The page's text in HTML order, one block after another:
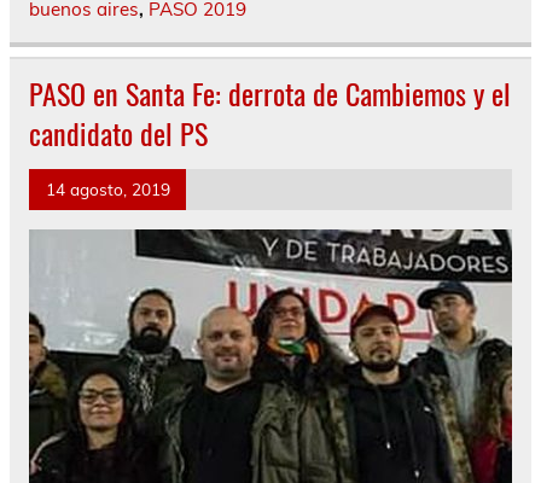
buenos aires, PASO 2019
PASO en Santa Fe: derrota de Cambiemos y el
candidato del PS
14 agosto, 2019